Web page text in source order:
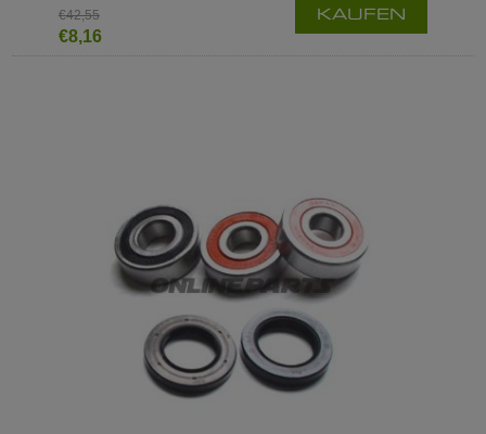
€42,55
€8,16
KAUFEN